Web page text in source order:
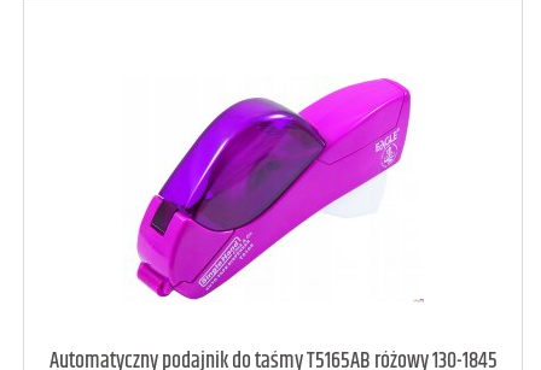
art. dostępny 81
Automatyczny podajnik do taśmy T5165AB różowy 130-1845